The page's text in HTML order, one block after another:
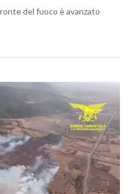
del fuoco è avanzato